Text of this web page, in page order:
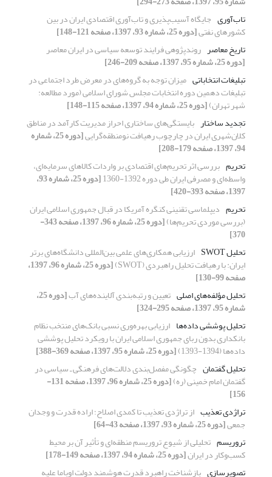
تاب‌آوری جایگاه آسیب‌پذیری و تاب‌آوری اقتصادی ایران در بین
کشورهای نفتی[دوره 25، شماره 93، 1397، صفحه 121-148]
تاریخ معاصر روندپژوهی فرایند توسعه سیاسی در ایران معاصر
[دوره 25، شماره 95، 1397، صفحه 209-246]
تبلیغات انتخاباتی میزان توجه به گروه‌های در معرض طرد اجتماعی در
تبلیغات دهمین دوره انتخابات مجلس شورای اسلامی (مورد مطالعه:
شهر تهران)[دوره 25، شماره 94، 1397، صفحه 115-148]
تجدید ساختار بایستگی‌های ساختاری احراز مدیریت کارآمد در مناطق
کلان‌شهری ایران در چارچوب رهیافت نومنطقه‌گرایی [دوره 25، شماره
94، 1397، صفحه 179-208]
تحریم بررسی اثر تحریم‌های اقتصادی بر واردات کالاهای سرمایه‌ای،
واسطه‌ای و مصرفی ایران طی دوره 1392-1360 [دوره 25، شماره 93،
1397، صفحه 393-420]
تحریم دیپلماسی تقنینی کنگره آمریکا در قبال جمهوری اسلامی ایران
(بررسی موردی تحریم‌ها) [دوره 25، شماره 96، 1397، صفحه 343-
370]
تحلیل SWOT
ارزیابی همکاری‌های علمی بین‌المللی دانشگاه‌های برتر
ایران: با رهیافت تحلیل راهبردی (SWOT) [دوره 25، شماره 96، 1397،
صفحه 99-130]
تحلیل مؤلفه‌های اصلی تعیین و رتبه‌بندی آلاینده‌های آب [دوره 25،
شماره 95، 1397، صفحه 295-324]
تحلیل پوششی داده‌ها ارزیابی بهره‌وری نسبی بانک‌های منتخب نظام
بانکداری بدون ربای جمهوری اسلامی ایران با رویکرد تحلیل پوششی
داده‌ها (1394-1393)
[دوره 25، شماره 95، 1397، صفحه 369-388]
تحلیل گفتمان چگونگی مفصل‌بندی دلالت‌های فرهنگی ـ سیاسی در
گفتمان امام خمینی (ره) [دوره 25، شماره 96، 1397، صفحه 131-
156]
تراژدی تعذیب از تراژدی تعذیب تا کمدی اصلاح؛ اراده قدرت و وجدان
جمعی[دوره 25، شماره 93، 1397، صفحه 43-64]
تروریسم تحلیلی از شیوع تروریسم منطقه‌ای و تأثیر آن بر محیط
کسب‌و‌کار در ایران[دوره 25، شماره 94، 1397، صفحه 149-178]
تصویرسازی بازشناخت راهبرد قدرت هوشمند دولت اوباما علیه